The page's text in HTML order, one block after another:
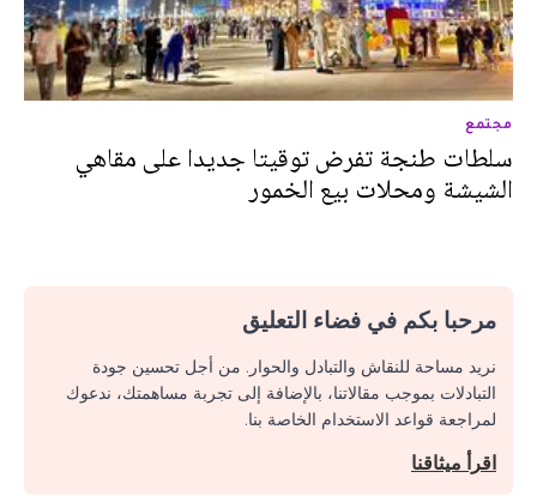
مجتمع
سلطات طنجة تفرض توقيتا جديدا على مقاهي
الشيشة ومحلات بيع الخمور
مرحبا بكم في فضاء التعليق
نريد مساحة للنقاش والتبادل والحوار. من أجل تحسين جودة
التبادلات بموجب مقالاتنا، بالإضافة إلى تجربة مساهمتك، ندعوك
لمراجعة قواعد الاستخدام الخاصة بنا.
اقرأ ميثاقنا